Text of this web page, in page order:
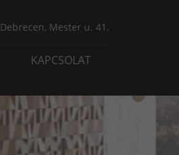
Debrecen, Mester u. 41.
KAPCSOLAT